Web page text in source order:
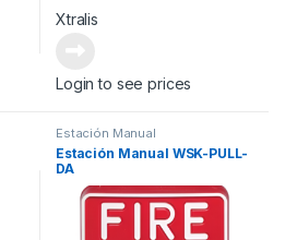
Xtralis
Login to see prices
Estación Manual
Estación Manual WSK-PULL-
DA